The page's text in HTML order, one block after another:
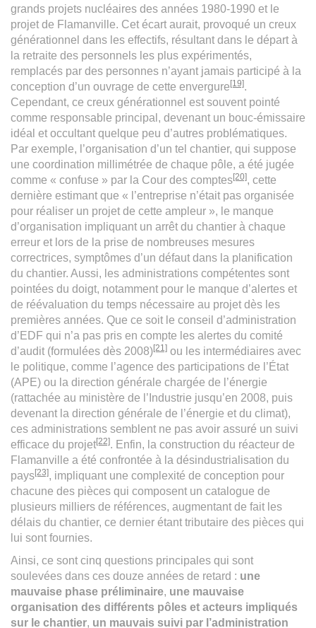
grands projets nucléaires des années 1980-1990 et le
projet de Flamanville. Cet écart aurait, provoqué un creux
générationnel dans les effectifs, résultant dans le départ à
la retraite des personnels les plus expérimentés,
remplacés par des personnes n’ayant jamais participé à la
conception d’un ouvrage de cette envergure[19].
Cependant, ce creux générationnel est souvent pointé
comme responsable principal, devenant un bouc-émissaire
idéal et occultant quelque peu d’autres problématiques.
Par exemple, l’organisation d’un tel chantier, qui suppose
une coordination millimétrée de chaque pôle, a été jugée
comme « confuse » par la Cour des comptes[20], cette
dernière estimant que « l’entreprise n’était pas organisée
pour réaliser un projet de cette ampleur », le manque
d’organisation impliquant un arrêt du chantier à chaque
erreur et lors de la prise de nombreuses mesures
correctrices, symptômes d’un défaut dans la planification
du chantier. Aussi, les administrations compétentes sont
pointées du doigt, notamment pour le manque d’alertes et
de réévaluation du temps nécessaire au projet dès les
premières années. Que ce soit le conseil d’administration
d’EDF qui n’a pas pris en compte les alertes du comité
d’audit (formulées dès 2008)[21] ou les intermédiaires avec
le politique, comme l’agence des participations de l’État
(APE) ou la direction générale chargée de l’énergie
(rattachée au ministère de l’Industrie jusqu’en 2008, puis
devenant la direction générale de l’énergie et du climat),
ces administrations semblent ne pas avoir assuré un suivi
efficace du projet[22]. Enfin, la construction du réacteur de
Flamanville a été confrontée à la désindustrialisation du
pays[23], impliquant une complexité de conception pour
chacune des pièces qui composent un catalogue de
plusieurs milliers de références, augmentant de fait les
délais du chantier, ce dernier étant tributaire des pièces qui
lui sont fournies.
Ainsi, ce sont cinq questions principales qui sont
soulevées dans ces douze années de retard : une
mauvaise phase préliminaire, une mauvaise
organisation des différents pôles et acteurs impliqués
sur le chantier, un mauvais suivi par l’administration